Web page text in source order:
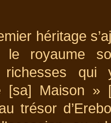
héritage
le royaume
richesses qui
[sa] Maison »
trésor